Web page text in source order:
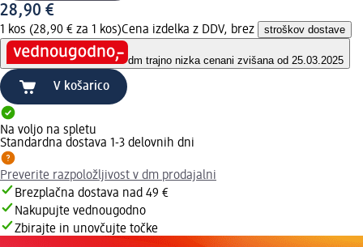
28,90 €
1 kos (28,90 € za 1 kos)Cena izdelka z DDV, brez stroškov dostave
dm trajno nizka cenani zvišana od 25.03.2025
V košarico
Na voljo na spletu
Standardna dostava 1-3 delovnih dni
Preverite razpoložljivost v dm prodajalni
Brezplačna dostava nad 49 €
Nakupujte vednougodno
Zbirajte in unovčujte točke